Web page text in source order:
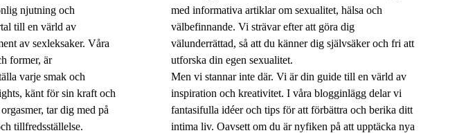
njutning och
till en värld av
av sexleksaker. Våra
former, är
varje smak och
känt för sin kraft och
tar dig med på
tillfredsställelse.
med informativa artiklar om sexualitet, hälsa och
välbefinnande. Vi strävar efter att göra dig
välunderrättad, så att du känner dig självsäker och fri att
utforska din egen sexualitet.
Men vi stannar inte där. Vi är din guide till en värld av
inspiration och kreativitet. I våra blogginlägg delar vi
fantasifulla idéer och tips för att förbättra och berika ditt
intima liv. Oavsett om du är nyfiken på att upptäcka nya